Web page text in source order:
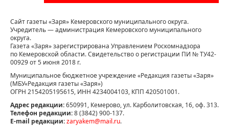
Сайт газеты «Заря» Кемеровского муниципального округа.
Учредитель — администрация Кемеровского муниципального
округа.
Газета «Заря» зарегистрирована Управлением Роскомнадзора
по Кемеровской области. Свидетельство о регистрации ПИ № ТУ42-
00929 от 5 июня 2018 г.
Муниципальное бюджетное учреждение «Редакция газеты «Заря»
(МБУ«Редакция газеты «Заря»)
ОГРН 2154205195615, ИНН 4234004103, КПП 420501001.
Адрес редакции:650991, Кемерово, ул. Карболитовская, 16, оф. 313.
Телефон редакции:8 (3842) 900-137.
E-mail редакции:zaryakem@mail.ru.